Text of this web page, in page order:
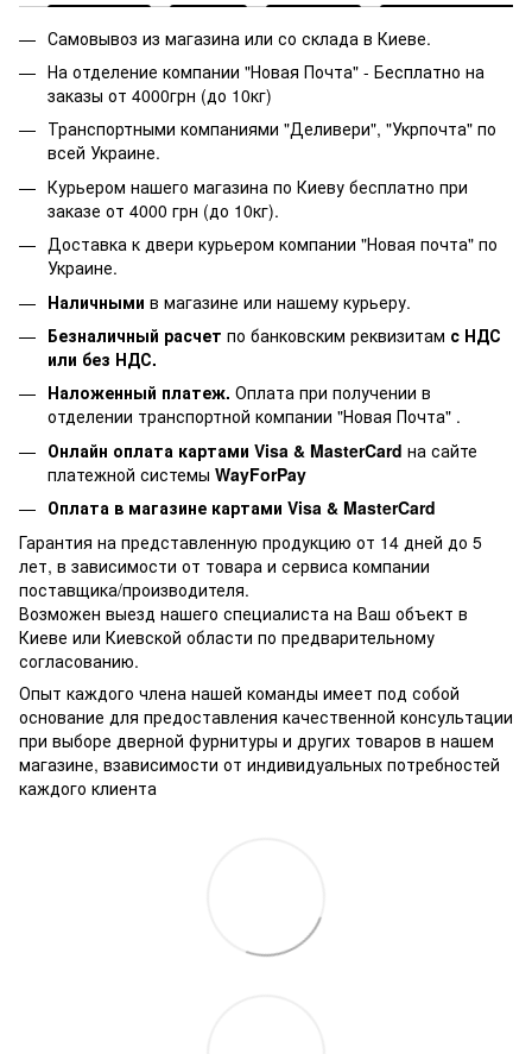
Самовывоз из магазина или со склада в Киеве.
На отделение компании "Новая Почта" - Бесплатно на
заказы от 4000грн (до 10кг)
Транспортными компаниями "Деливери", "Укрпочта" по
всей Украине.
Курьером нашего магазина по Киеву бесплатно при
заказе от 4000 грн (до 10кг).
Доставка к двери курьером компании "Новая почта" по
Украине.
Наличными в магазине или нашему курьеру.
Безналичный расчет по банковским реквизитам с НДС
или без НДС.
Наложенный платеж. Оплата при получении в
отделении транспортной компании "Новая Почта" .
Онлайн оплата картами Visa & MasterCard на сайте
платежной системы WayForPay
Оплата в магазине картами Visa & MasterCard
Гарантия на представленную продукцию от 14 дней до 5
лет, в зависимости от товара и сервиса компании
поставщика/производителя.
Возможен выезд нашего специалиста на Ваш объект в
Киеве или Киевской области по предварительному
согласованию.
Опыт каждого члена нашей команды имеет под собой
основание для предоставления качественной консультации
при выборе дверной фурнитуры и других товаров в нашем
магазине, взависимости от индивидуальных потребностей
каждого клиента